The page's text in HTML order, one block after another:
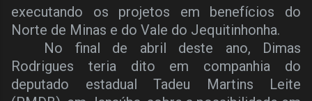
executando os projetos em benefícios do
Norte de Minas e do Vale do Jequitinhonha.
No final de abril deste ano, Dimas
Rodrigues teria dito em companhia do
deputado estadual Tadeu Martins Leite